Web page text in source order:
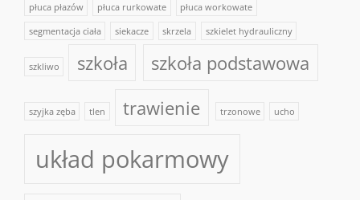
płuca płazów płuca rurkowate płuca workowate
segmentacja ciała siekacze skrzela szkielet hydrauliczny
szkliwo szkoła szkoła podstawowa
szyjka zęba tlen trawienie trzonowe ucho
układ pokarmowy